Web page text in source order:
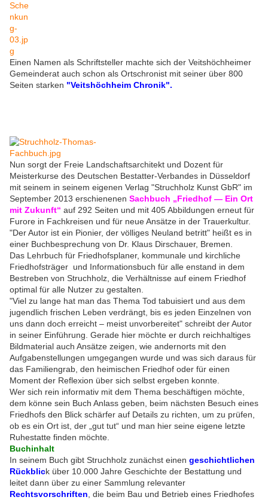
Einen Namen als Schriftsteller machte sich der Veitshöchheimer
Gemeinderat auch schon als Ortschronist mit seiner über 800
Seiten starken "Veitshöchheim Chronik".
Nun sorgt der Freie Landschaftsarchitekt und Dozent für
Meisterkurse des Deutschen Bestatter-Verbandes in Düsseldorf
mit seinem in seinem eigenen Verlag "Struchholz Kunst GbR" im
September 2013 erschienenen Sachbuch „Friedhof — Ein Ort
mit Zukunft“ auf 292 Seiten und mit 405 Abbildungen erneut für
Furore in Fachkreisen und für neue Ansätze in der Trauerkultur.
"Der Autor ist ein Pionier, der völliges Neuland betritt" heißt es in
einer Buchbesprechung von Dr. Klaus Dirschauer, Bremen.
Das Lehrbuch für Friedhofsplaner, kommunale und kirchliche
Friedhofsträger und Informationsbuch für alle enstand in dem
Bestreben von Struchholz, die Verhältnisse auf einem Friedhof
optimal für alle Nutzer zu gestalten.
"Viel zu lange hat man das Thema Tod tabuisiert und aus dem
jugendlich frischen Leben verdrängt, bis es jeden Einzelnen von
uns dann doch erreicht – meist unvorbereitet" schreibt der Autor
in seiner Einführung. Gerade hier möchte er durch reichhaltiges
Bildmaterial auch Ansätze zeigen, wie andernorts mit den
Aufgabenstellungen umgegangen wurde und was sich daraus für
das Familiengrab, den heimischen Friedhof oder für einen
Moment der Reflexion über sich selbst ergeben konnte.
Wer sich rein informativ mit dem Thema beschäftigen möchte,
dem könne sein Buch Anlass geben, beim nächsten Besuch eines
Friedhofs den Blick schärfer auf Details zu richten, um zu prüfen,
ob es ein Ort ist, der „gut tut“ und man hier seine eigene letzte
Ruhestatte finden möchte.
Buchinhalt
In seinem Buch gibt Struchholz zunächst einen geschichtlichen
Rückblick über 10.000 Jahre Geschichte der Bestattung und
leitet dann über zu einer Sammlung relevanter
Rechtsvorschriften , die beim Bau und Betrieb eines Friedhofes